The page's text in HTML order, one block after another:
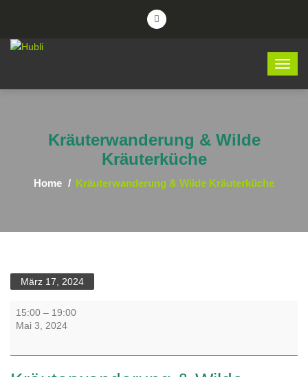
Kräuterwanderung & Wilde
Kräuterküche
Home Kräuterwanderung & Wilde Kräuterküche
März 17, 2024
Kräuterwanderung
Kräuterküche
15:00 – 19:00
Mai 3, 2024